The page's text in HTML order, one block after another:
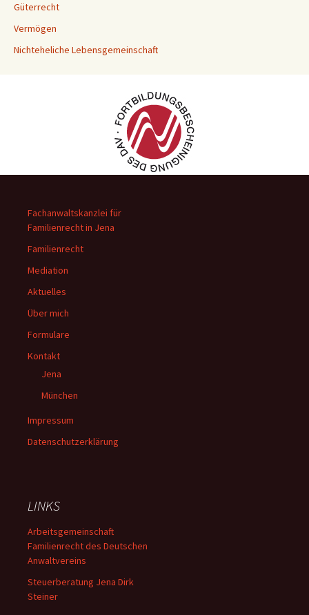
Güterrecht
Vermögen
Nichteheliche Lebensgemeinschaft
Fachanwaltskanzlei für
Familienrecht in Jena
Familienrecht
Mediation
Aktuelles
Über mich
Formulare
Kontakt
Jena
München
Impressum
Datenschutzerklärung
LINKS
Arbeitsgemeinschaft
Familienrecht des Deutschen
Anwaltvereins
Steuerberatung Jena Dirk
Steiner